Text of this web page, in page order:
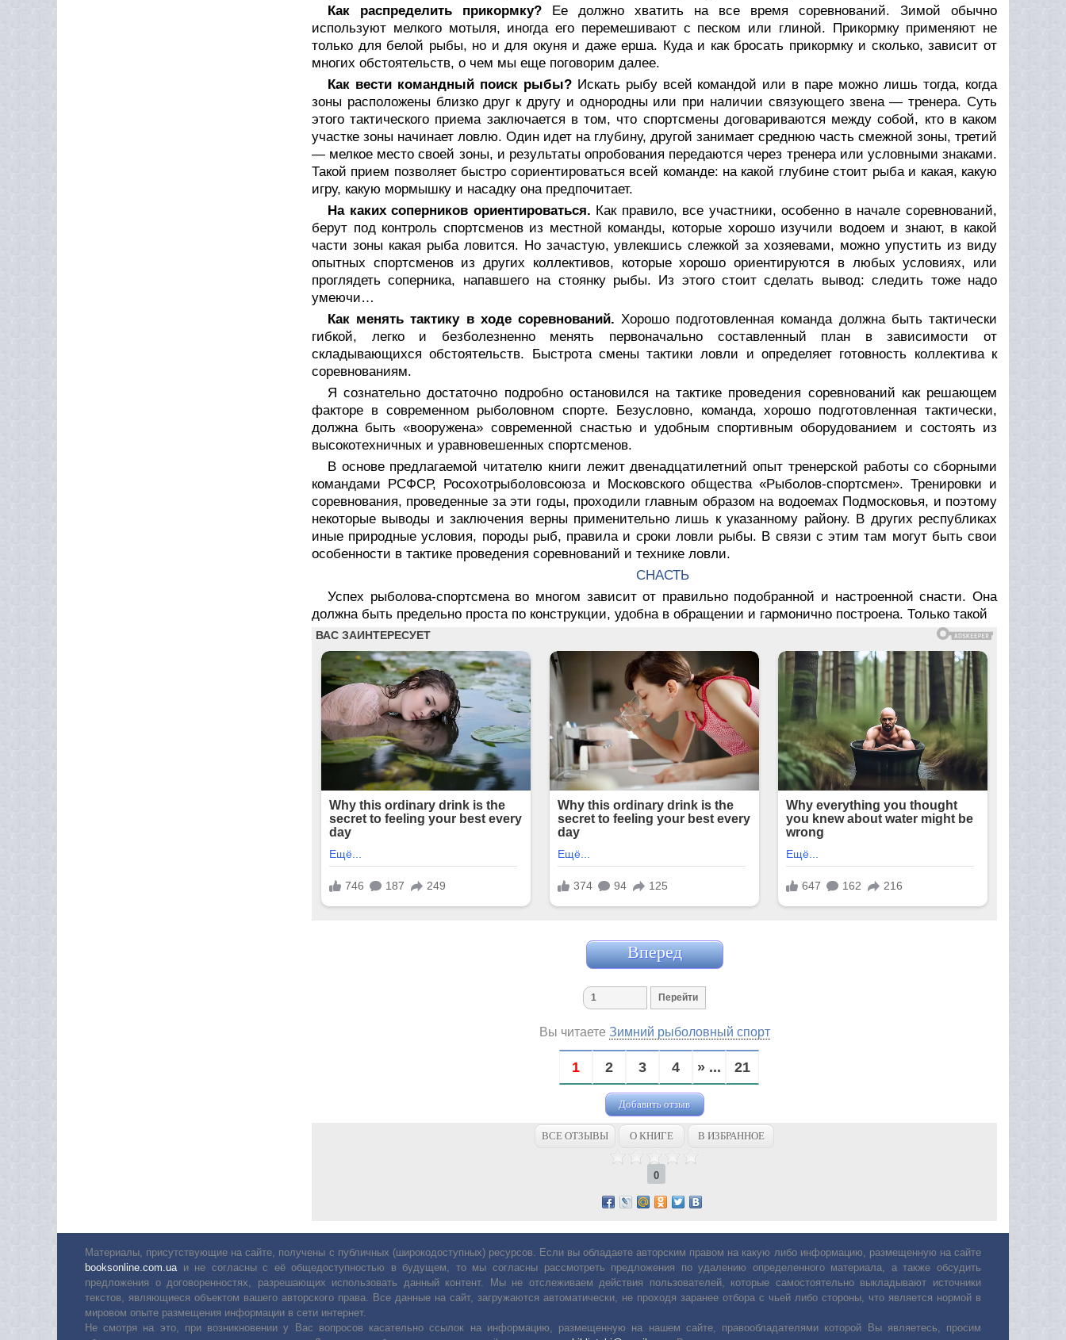
Как распределить прикормку? Ее должно хватить на все время соревнований. Зимой обычно
используют мелкого мотыля, иногда его перемешивают с песком или глиной. Прикормку применяют не
только для белой рыбы, но и для окуня и даже ерша. Куда и как бросать прикормку и сколько, зависит от
многих обстоятельств, о чем мы еще поговорим далее.
Как вести командный поиск рыбы? Искать рыбу всей командой или в паре можно лишь тогда, когда
зоны расположены близко друг к другу и однородны или при наличии связующего звена — тренера. Суть
этого тактического приема заключается в том, что спортсмены договариваются между собой, кто в каком
участке зоны начинает ловлю. Один идет на глубину, другой занимает среднюю часть смежной зоны, третий
— мелкое место своей зоны, и результаты опробования передаются через тренера или условными знаками.
Такой прием позволяет быстро сориентироваться всей команде: на какой глубине стоит рыба и какая, какую
игру, какую мормышку и насадку она предпочитает.
На каких соперников ориентироваться. Как правило, все участники, особенно в начале соревнований,
берут под контроль спортсменов из местной команды, которые хорошо изучили водоем и знают, в какой
части зоны какая рыба ловится. Но зачастую, увлекшись слежкой за хозяевами, можно упустить из виду
опытных спортсменов из других коллективов, которые хорошо ориентируются в любых условиях, или
проглядеть соперника, напавшего на стоянку рыбы. Из этого стоит сделать вывод: следить тоже надо
умеючи…
Как менять тактику в ходе соревнований.Хорошо подготовленная команда должна быть тактически
гибкой, легко и безболезненно менять первоначально составленный план в зависимости от
складывающихся обстоятельств. Быстрота смены тактики ловли и определяет готовность коллектива к
соревнованиям.
Я сознательно достаточно подробно остановился на тактике проведения соревнований как решающем
факторе в современном рыболовном спорте. Безусловно, команда, хорошо подготовленная тактически,
должна быть «вооружена» современной снастью и удобным спортивным оборудованием и состоять из
высокотехничных и уравновешенных спортсменов.
В основе предлагаемой читателю книги лежит двенадцатилетний опыт тренерской работы со сборными
командами РСФСР, Росохотрыболовсоюза и Московского общества «Рыболов-спортсмен». Тренировки и
соревнования, проведенные за эти годы, проходили главным образом на водоемах Подмосковья, и поэтому
некоторые выводы и заключения верны применительно лишь к указанному району. В других республиках
иные природные условия, породы рыб, правила и сроки ловли рыбы. В связи с этим там могут быть свои
особенности в тактике проведения соревнований и технике ловли.
СНАСТЬ
Успех рыболова-спортсмена во многом зависит от правильно подобранной и настроенной снасти. Она
должна быть предельно проста по конструкции, удобна в обращении и гармонично построена. Только такой
Вперед
Вы читаете Зимний рыболовный спорт
1 2 3 4 » ... 21
Добавить отзыв
ВСЕ ОТЗЫВЫ О КНИГЕ В ИЗБРАННОЕ
0
Материалы, присутствующие на сайте, получены с публичных (широкодоступных) ресурсов. Если вы обладаете авторским правом на какую либо информацию, размещенную на сайте
booksonline.com.ua и не согласны с её общедоступностью в будущем, то мы согласны рассмотреть предложения по удалению определенного материала, а также обсудить
предложения о договоренностях, разрешающих использовать данный контент. Мы не отслеживаем действия пользователей, которые самостоятельно выкладывают источники
текстов, являющиеся объектом вашего авторского права. Все данные на сайт, загружаются автоматически, не проходя заранее отбора с чьей либо стороны, что является нормой в
мировом опыте размещения информации в сети интернет.
Не смотря на это, при возникновении у Вас вопросов касательно ссылок на информацию, размещенную на нашем сайте, правообладателями которой Вы являетесь, просим